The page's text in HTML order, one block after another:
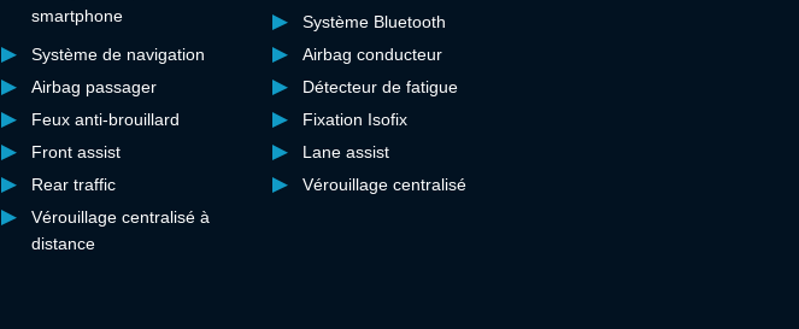
smartphone
Système Bluetooth
Système de navigation
Airbag conducteur
Airbag passager
Détecteur de fatigue
Feux anti-brouillard
Fixation Isofix
Front assist
Lane assist
Rear traffic
Vérouillage centralisé
Vérouillage centralisé à
distance